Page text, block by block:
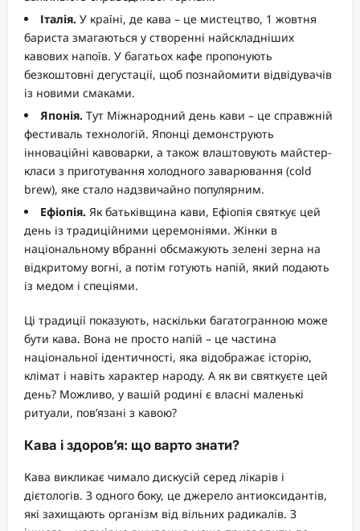
Італія. У країні, де кава – це мистецтво, 1 жовтня
бариста змагаються у створенні найскладніших
кавових напоїв. У багатьох кафе пропонують
безкоштовні дегустації, щоб познайомити відвідувачів
із новими смаками.
Японія. Тут Міжнародний день кави – це справжній
фестиваль технологій. Японці демонструють
інноваційні кавоварки, а також влаштовують майстер-
класи з приготування холодного заварювання (cold
brew), яке стало надзвичайно популярним.
Ефіопія. Як батьківщина кави, Ефіопія святкує цей
день із традиційними церемоніями. Жінки в
національному вбранні обсмажують зелені зерна на
відкритому вогні, а потім готують напій, який подають
із медом і спеціями.
Ці традиції показують, наскільки багатогранною може
бути кава. Вона не просто напій – це частина
національної ідентичності, яка відображає історію,
клімат і навіть характер народу. А як ви святкуєте цей
день? Можливо, у вашій родині є власні маленькі
ритуали, пов’язані з кавою?
Кава і здоров’я: що варто знати?
Кава викликає чимало дискусій серед лікарів і
дієтологів. З одного боку, це джерело антиоксидантів,
які захищають організм від вільних радикалів. З